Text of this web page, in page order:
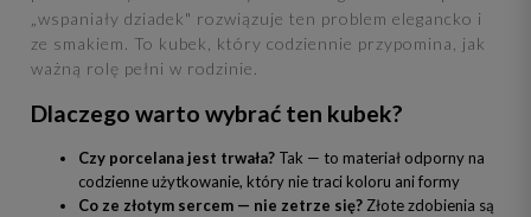
„wspaniały dziadek" rozwiązuje ten problem elegancko i
ze smakiem. To kubek, który codziennie przypomina, jak
ważną rolę pełni w rodzinie.
Dlaczego warto wybrać ten kubek?
Czy porcelana jest trwała? Tak — to materiał odporny na
codzienne użytkowanie, który nie traci koloru ani formy
Co ze złotym sercem — nie zetrze się?Złote zdobienia są